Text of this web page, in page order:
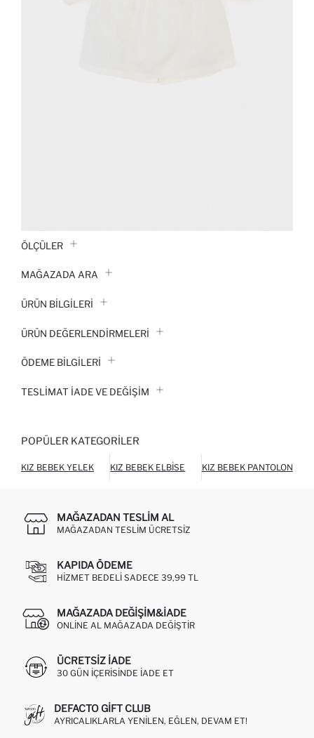
ÖLÇÜLER
MAĞAZADA ARA
ÜRÜN BILGILERI
ÜRÜN DEĞERLENDİRMELERİ
ÖDEME BİLGİLERİ
TESLIMAT İADE VE DEĞIŞIM
POPÜLER KATEGORILER
KIZ BEBEK YELEK KIZ BEBEK ELBISE KIZ BEBEK PANTOLON
MAĞAZADAN TESLIM AL
MAĞAZADAN TESLIM ÜCRETSIZ
KAPIDA ÖDEME
HIZMET BEDELI SADECE 39,99 TL
MAĞAZADA DEĞIŞIM&İADE
ONLINE AL MAĞAZADA DEĞIŞTIR
ÜCRETSIZ IADE
30 GÜN IÇERISINDE IADE ET
DEFACTO GIFT CLUB
AYRICALIKLARLA YENILEN, EĞLEN, DEVAM ET!